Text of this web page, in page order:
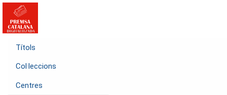
Títols
Col·leccions
Centres